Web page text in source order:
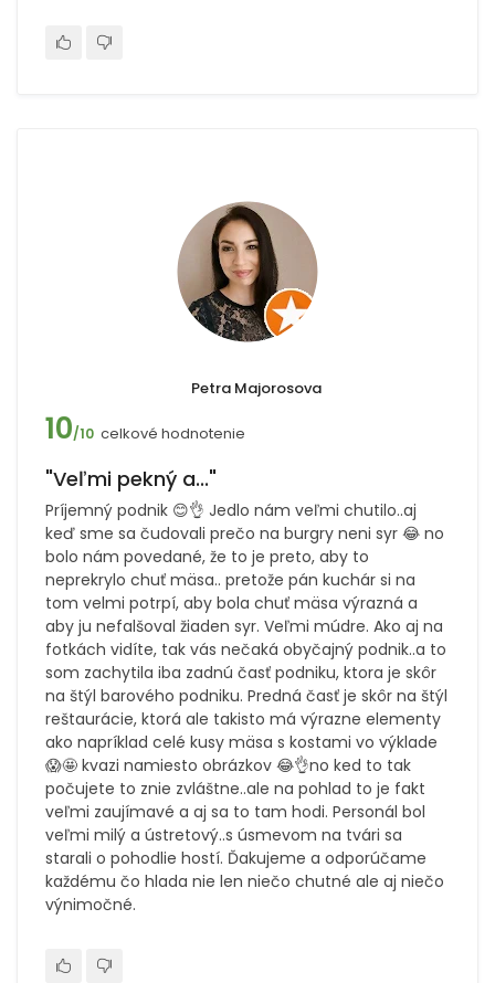
Petra Majorosova
10/10 celkové hodnotenie
"Veľmi pekný a..."
Príjemný podnik 😊👌 Jedlo nám veľmi chutilo..aj
keď sme sa čudovali prečo na burgry neni syr 😂 no
bolo nám povedané, že to je preto, aby to
neprekrylo chuť mäsa.. pretože pán kuchár si na
tom velmi potrpí, aby bola chuť mäsa výrazná a
aby ju nefalšoval žiaden syr. Veľmi múdre. Ako aj na
fotkách vidíte, tak vás nečaká obyčajný podnik..a to
som zachytila iba zadnú časť podniku, ktora je skôr
na štýl barového podniku. Predná časť je skôr na štýl
reštaurácie, ktorá ale takisto má výrazne elementy
ako napríklad celé kusy mäsa s kostami vo výklade
😱🤩 kvazi namiesto obrázkov 😂👌no ked to tak
počujete to znie zvláštne..ale na pohlad to je fakt
veľmi zaujímavé a aj sa to tam hodi. Personál bol
veľmi milý a ústretový..s úsmevom na tvári sa
starali o pohodlie hostí. Ďakujeme a odporúčame
každému čo hlada nie len niečo chutné ale aj niečo
výnimočné.